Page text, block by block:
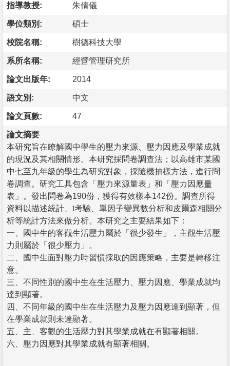
指導教授: 朱倩儀
學位類別: 碩士
校院名稱: 樹德科技大學
系所名稱: 經營管理研究所
論文出版年: 2014
語文別: 中文
論文頁數: 47
論文摘要
本研究旨在瞭解國中學生的壓力來源、壓力因應及學業成就
的現況及其相關情形。本研究採問卷調查法；以高雄市某國
中七至九年級的學生為研究對象，採隨機抽樣方法，進行問
卷調查。研究工具包含「壓力來源量表」和「壓力因應量
表」。發出問卷為190份，獲得有效樣本142份。調查所得
資料以描述統計、t考驗、單因子變異數分析和皮爾森相關分
析等統計方法來做分析。本研究之主要結果如下：
一、國中生的客觀生活壓力屬於「很少發生」，主觀生活壓
力則屬於「很少壓力」。
二、國中生面對壓力時習慣採取的因應策略，主要是轉移注
意。
三、不同性別的國中生在生活壓力、壓力因應、學業成就均
達到顯著。
四、不同年級的國中生在生活壓力及壓力因應達到顯著，但
在學業成就則未達顯著。
五、主、客觀的生活壓力對其學業成就在有顯著相關。
六、壓力因應對其學業成就有顯著相關。